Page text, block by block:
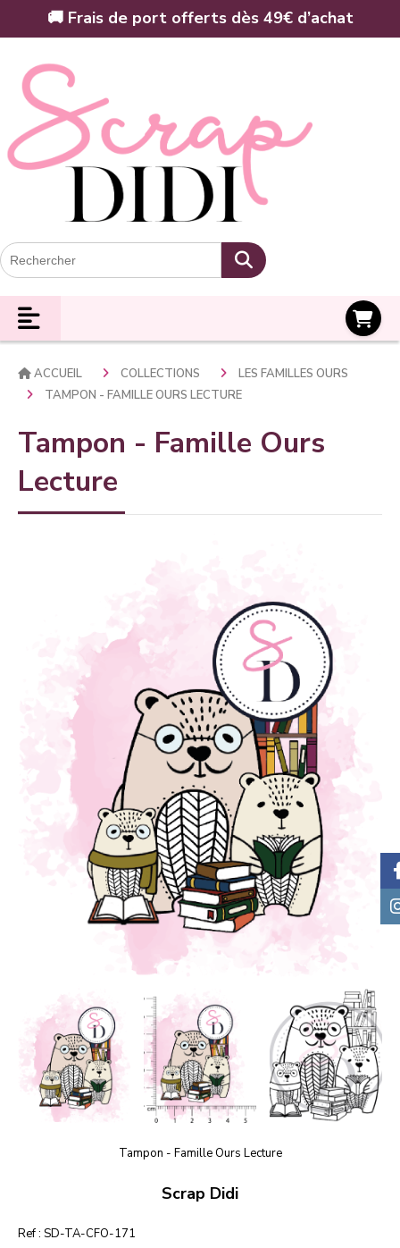
🚚 Frais de port offerts dès 49€ d’achat
ACCUEIL COLLECTIONS
LES FAMILLES OURS
TAMPON - FAMILLE OURS LECTURE
Tampon - Famille Ours
Lecture
Tampon - Famille Ours Lecture
Scrap Didi
Ref : SD-TA-CFO-171